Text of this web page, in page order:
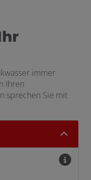
immer
Ihren
sprechen Sie mit